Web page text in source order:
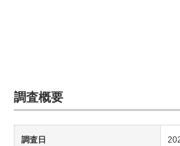
調査概要
調査日